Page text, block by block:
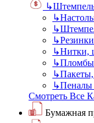
↳
↳
↳
↳
↳Нитки,
↳Пломбы
↳
↳Пеналы
Смотреть Все
Бумажная